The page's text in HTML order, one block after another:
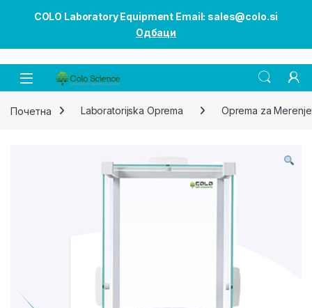
COLO Laboratory Equipment Email: sales@colo.si
Одбаци
Open
Почетна Laboratorijska Oprema Oprema za Merenje